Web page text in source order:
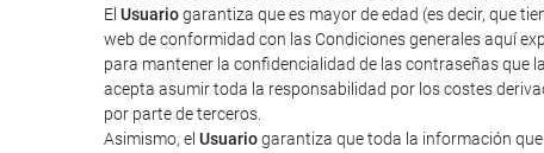
El Usuariogarantiza que es mayor de edad (es decir, que
web de conformidad con las Condiciones generales aquí
para mantener la confidencialidad de las contraseñas que la
acepta asumir toda la responsabilidad por los costes
por parte de terceros.
Asimismo, el Usuariogarantiza que toda la información